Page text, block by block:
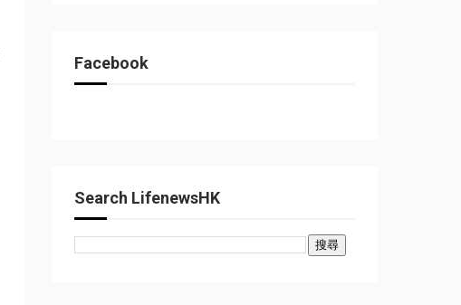
Facebook
Search LifenewsHK